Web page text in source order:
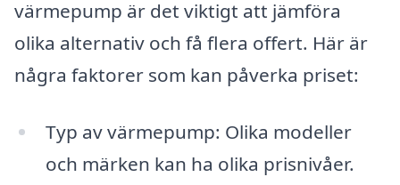
värmepump är det viktigt att jämföra
olika alternativ och få flera offert. Här är
några faktorer som kan påverka priset:
Typ av värmepump: Olika modeller
och märken kan ha olika prisnivåer.